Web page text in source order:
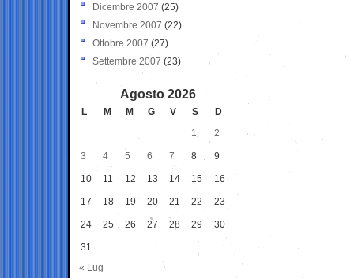
Dicembre 2007 (25)
Novembre 2007 (22)
Ottobre 2007 (27)
Settembre 2007 (23)
Agosto 2026
L M M G V S
D
1
2
3 4 5 6 7 8 9
10 11 12 13 14 15 16
17 18 19 20 21 22 23
24 25 26 27 28 29 30
31
« Lug